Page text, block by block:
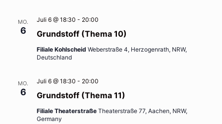
MO.
6 Grundstoff (Thema 10)
Juli 6 @ 18:30 - 20:00
Filiale Kohlscheid Weberstraße 4, Herzogenrath, NRW,
Deutschland
MO.
6 Grundstoff (Thema 11)
Juli 6 @ 18:30 - 20:00
Filiale Theaterstraße Theaterstraße 77, Aachen, NRW,
Germany